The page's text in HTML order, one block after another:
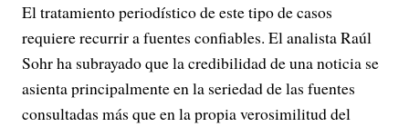
El tratamiento periodístico de este tipo de casos
requiere recurrir a fuentes confiables. El analista Raúl
Sohr ha subrayado que la credibilidad de una noticia se
asienta principalmente en la seriedad de las fuentes
consultadas más que en la propia verosimilitud del